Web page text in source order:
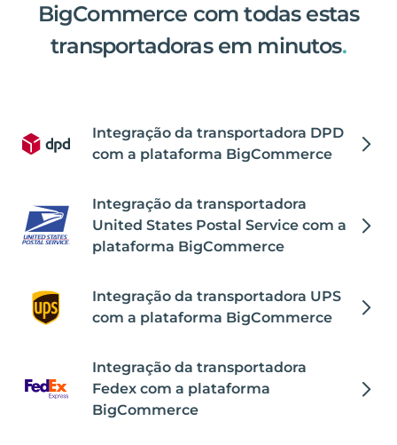
BigCommerce com todas estas
transportadoras em minutos.
Integração da transportadora DPD
com a plataforma BigCommerce
Integração da transportadora
United States Postal Service com a
plataforma BigCommerce
Integração da transportadora UPS
com a plataforma BigCommerce
Integração da transportadora
Fedex com a plataforma
BigCommerce